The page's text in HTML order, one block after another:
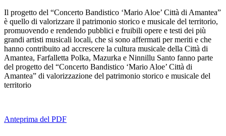
Il progetto del “Concerto Bandistico ‘Mario Aloe’ Città di Amantea”
è quello di valorizzare il patrimonio storico e musicale del territorio,
promuovendo e rendendo pubblici e fruibili opere e testi dei più
grandi artisti musicali locali, che si sono affermati per meriti e che
hanno contribuito ad accrescere la cultura musicale della Città di
Amantea, Farfalletta Polka, Mazurka e Ninnillu Santo fanno parte
del progetto del “Concerto Bandistico ‘Mario Aloe’ Città di
Amantea” di valorizzazione del patrimonio storico e musicale del
territorio
Anteprima del PDF